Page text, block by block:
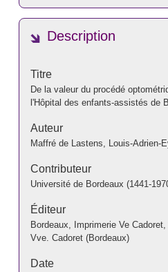
Description
Titre
De la valeur du procédé
l'Hôpital des enfants-assistés de
Auteur
Maffré de Lastens, Louis-Adrien-
Contributeur
Université de Bordeaux (1441-
Éditeur
Bordeaux, Imprimerie Ve
Vve. Cadoret (Bordeaux)
Date